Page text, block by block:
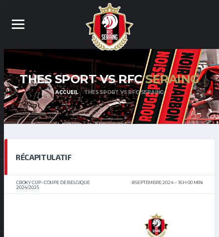
THES SPORT VS RFCSERAING
ACCUEIL THES SPORT VS RFC SERAING
RÉCAPITULATIF
CROKY CUP - COUPE DE BELGIQUE
2024/2025
8 SEPTEMBRE 2024 16 H 00 MIN